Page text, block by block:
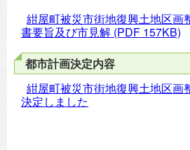
紺屋町被災市街地復興土地区画
書要旨及び市見解 (PDF 157KB)
都市計画決定内容
紺屋町被災市街地復興土地区画
決定しました